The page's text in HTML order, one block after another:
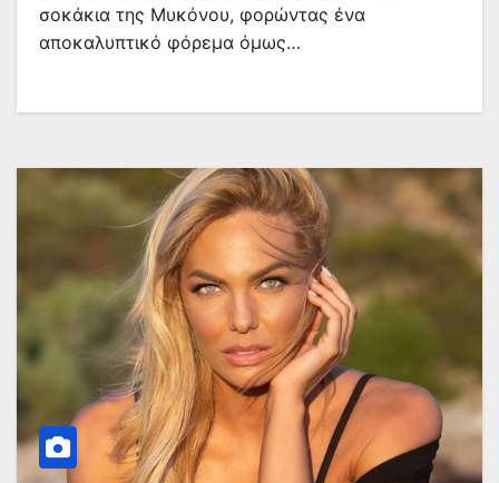
σοκάκια της Μυκόνου, φορώντας ένα
αποκαλυπτικό φόρεμα όμως…